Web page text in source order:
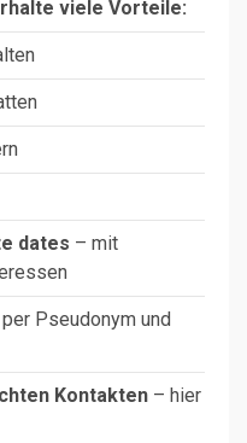
viele Vorteile:
dates – mit
Pseudonym und
Kontakten – hier